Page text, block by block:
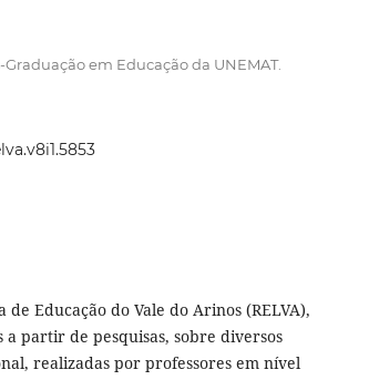
em Educação da UNEMAT.
Educação do Vale do Arinos (RELVA),
partir de pesquisas, sobre diversos
realizadas por professores em nível